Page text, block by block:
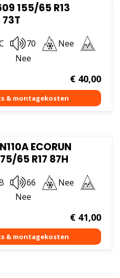
155/65 R13
73T
70
Nee
Nee
€40,00
ECORUN
65 R17 87H
66
Nee
Nee
€41,00